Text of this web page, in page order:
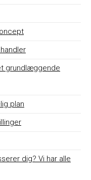
grundlæggende
plan
dig? Vi har alle